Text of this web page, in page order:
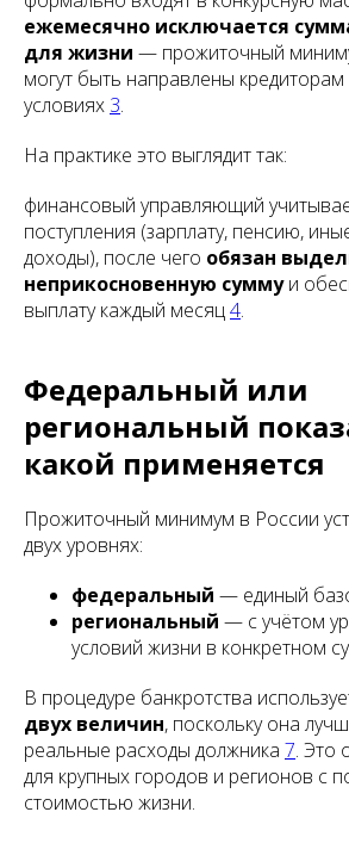
ежемесячно исключается
для жизни — прожиточный
могут быть направлены кредиторам
условиях 3.
На практике это выглядит так:
финансовый управляющий
поступления (зарплату, пенсию,
доходы), после чего обязан
неприкосновенную суммуи
выплату каждый месяц4.
Федеральный или
региональный
какой применяется
Прожиточный минимум в России
двух уровнях:
федеральный — единый
региональный — с учётом
условий жизни в конкретном
В процедуре банкротства
двух величин, поскольку она
реальные расходы должника 7. Это
для крупных городов и регионов с
стоимостью жизни.